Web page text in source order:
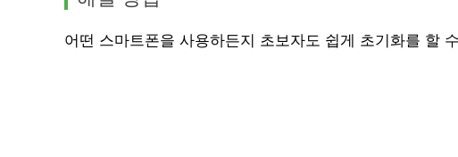
어떤 스마트폰을 사용하든지 초보자도 쉽게 초기화를 할